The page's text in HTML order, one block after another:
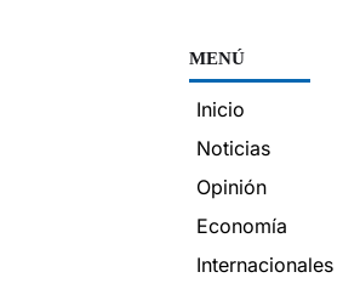
MENÚ
Inicio
Noticias
Opinión
Economía
Internacionales